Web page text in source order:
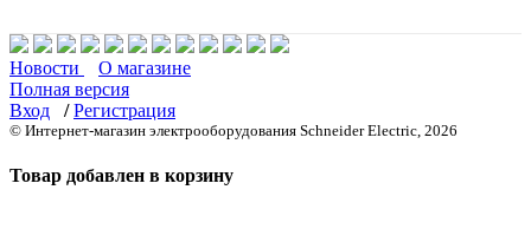
Новости
О магазине
Полная версия
Вход
/ Регистрация
© Интернет-магазин электрооборудования Schneider Electric, 2026
Товар добавлен в корзину